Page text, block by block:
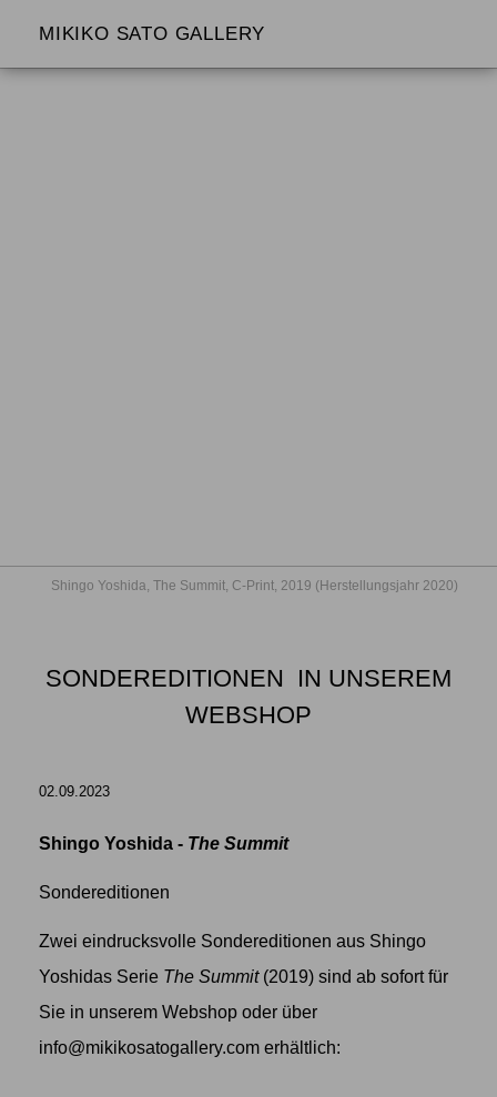
MIKIKO SATO GALLERY
Shingo Yoshida, The Summit, C-Print, 2019 (Herstellungsjahr 2020)
SONDEREDITIONEN IN UNSEREM
WEBSHOP
02.09.2023
Shingo Yoshida - The Summit
Sondereditionen
Zwei eindrucksvolle Sondereditionen aus Shingo
Yoshidas Serie The Summit(2019) sind ab sofort für
Sie in unserem Webshop oder über
info@mikikosatogallery.com erhältlich: